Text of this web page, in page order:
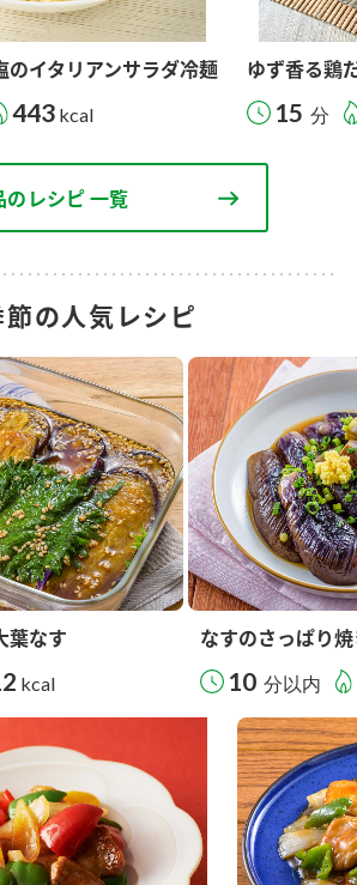
のイタリアンサラダ冷麺
443 kcal
ゆず香る鶏
15 分
のレシピ 一覧
節の人気レシピ
葉なす
kcal
なすのさっぱり
10 分以内